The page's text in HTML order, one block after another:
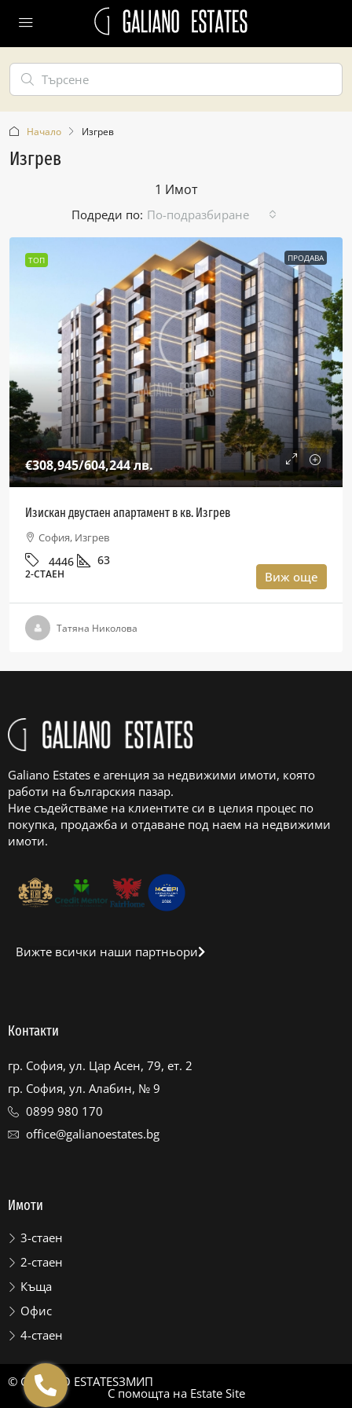
Начало Изгрев
Изгрев
1 Имот
Подреди по: По-подразбиране
ТОП ПРОДАВА
€308,945/604,244 лв.
Изискан двустаен апартамент в кв. Изгрев
София, Изгрев
4446 63
2-СТАЕН Виж още
Татяна Николова
Galiano Estates е агенция за недвижими имоти, която
работи на българския пазар.
Ние съдействаме на клиентите си в целия процес по
покупка, продажба и отдаване под наем на недвижими
имоти.
Вижте всички наши партньори
Контакти
гр. София, ул. Цар Асен, 79, ет. 2
гр. София, ул. Алабин, № 9
0899 980 170
office@galianoestates.bg
Имоти
3-стаен
2-стаен
Къща
Офис
4-стаен
© GALIANO ESTATESЗМИП
С помощта на Estate Site